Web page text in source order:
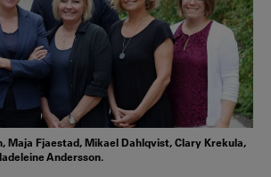
Maja Fjaestad, Mikael Dahlqvist, Clary Krekula,
Andersson.